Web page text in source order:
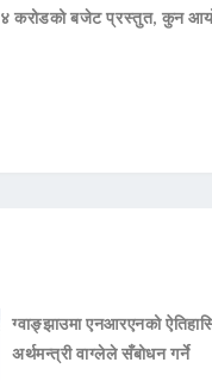
करोडको बजेट प्रस्तुत, कुन
ग्वाङ्झाउमा एनआरएनको
अर्थमन्त्री वाग्लेले सँबोधन गर्ने